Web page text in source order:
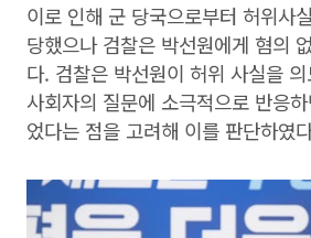
이로 인해 군 당국으로부터 허위사
당했으나 검찰은 박선원에게 혐의
다. 검찰은 박선원이 허위 사실을
사회자의 질문에 소극적으로 반응
었다는 점을 고려해 이를 판단하였